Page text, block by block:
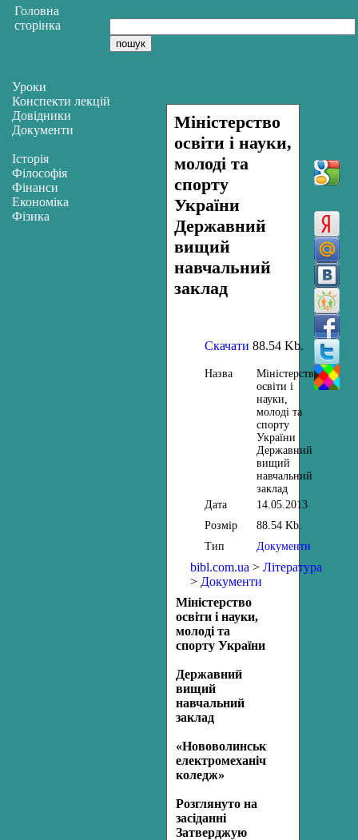
Міністерство
освіти і науки,
молоді та
спорту
України
Державний
вищий
навчальний
заклад
Скачати 88.54 Kb.
Назва
Міністерство
освіти і
науки,
молоді та
спорту
України
Державний
вищий
навчальний
заклад
Дата
14.05.2013
Розмір
88.54 Kb.
Тип
Документи
bibl.com.ua > Література
> Документи
Міністерство
освіти і науки,
молоді та
спорту України
Державний
вищий
навчальний
заклад
«Нововолинський
електромеханічний
коледж»
Розглянуто на
засіданні
Затверджую
Уроки
Конспекти лекцій
Довідники
Документи
Історія
Філософія
Фінанси
Економіка
Фізика
Головна
сторінка